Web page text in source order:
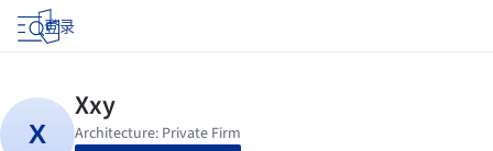
登录